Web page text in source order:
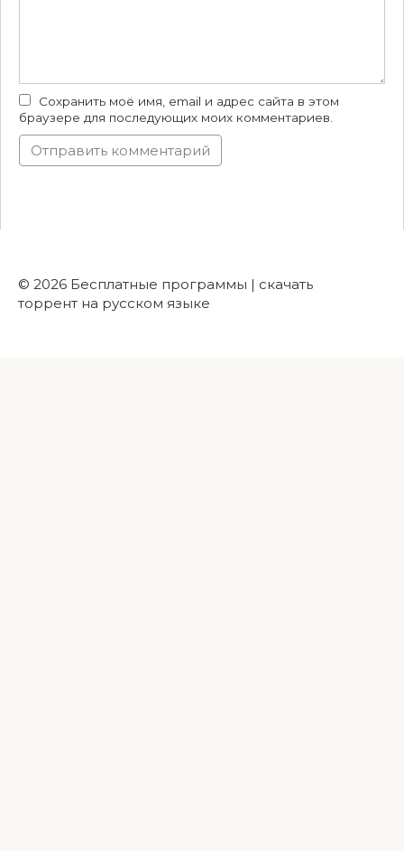
Сохранить моё имя, email и адрес сайта в этом
браузере для последующих моих комментариев.
© 2026 Бесплатные программы | скачать
торрент на русском языке